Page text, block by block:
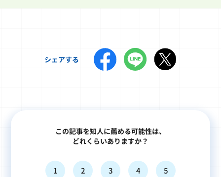
シェアする
この記事を知人に薦める可能性は、
どれくらいありますか？
1 2 3 4 5